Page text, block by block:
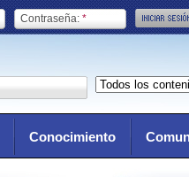
Contraseña: *
Conocimiento